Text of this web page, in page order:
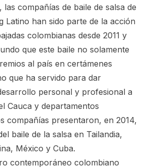
las compañías de baile de salsa de
Latino han sido parte de la acción
colombianas desde 2011 y
que este baile no solamente
al país en certámenes
que ha servido para dar
personal y profesional a
Cauca y departamentos
compañías presentaron, en 2014,
baile de la salsa en Tailandia,
México y Cuba.
contemporáneo colombiano